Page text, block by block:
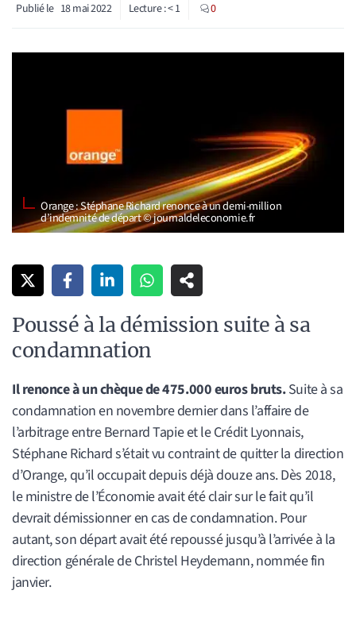
Publié le 18 mai 2022 Lecture :< 1 0
Orange : Stéphane Richard renonce à un demi-million
d’indemnité de départ © journaldeleconomie.fr
Poussé à la démission suite à sa
condamnation
Il renonce à un chèque de 475.000 euros bruts.Suite à sa
condamnation en novembre dernier dans l’affaire de
l’arbitrage entre Bernard Tapie et le Crédit Lyonnais,
Stéphane Richard s’était vu contraint de quitter la direction
d’Orange, qu’il occupait depuis déjà douze ans. Dès 2018,
le ministre de l’Économie avait été clair sur le fait qu’il
devrait démissionner en cas de condamnation. Pour
autant, son départ avait été repoussé jusqu’à l’arrivée à la
direction générale de Christel Heydemann, nommée fin
janvier.